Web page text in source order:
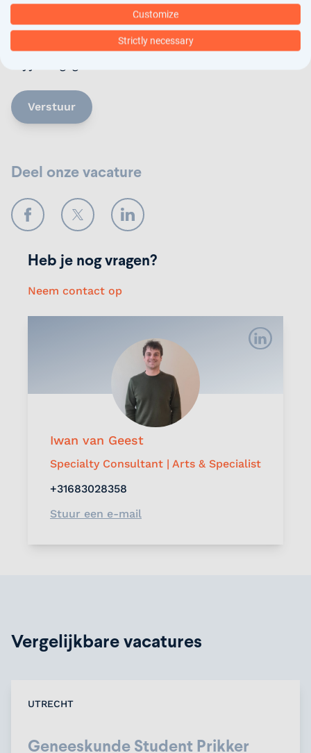
Jouw gegevens worden gebruikt voor
arbeidsbemiddeling, dit vindt deels geautomatiseerd
plaats. In onsprivacy statementkun je nalezen hoe
Verstuur
Deel onze vacature
FacebookTwitter LinkedIn
Heb je nog vragen?
Neem contact op
Iwan van Geest
Specialty Consultant | Arts & Specialist
+31683028358
Stuur een e-mail
Vergelijkbare vacatures
UTRECHT
Geneeskunde Student Prikker
Customize
Strictly necessary